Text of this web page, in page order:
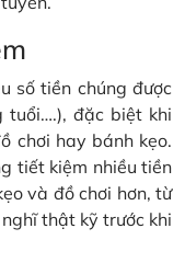
số tiền chúng được
tuổi….), đặc biệt khi
chơi hay bánh kẹo.
tiết kiệm nhiều tiền
và đồ chơi hơn, từ
thật kỹ trước khi